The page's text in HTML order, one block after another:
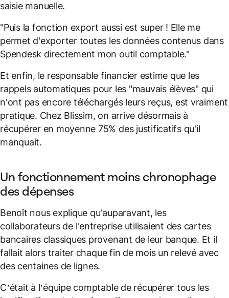
saisie manuelle.
"Puis la fonction export aussi est super ! Elle me
permet d'exporter toutes les données contenus dans
Spendesk directement mon outil comptable."
Et enfin, le responsable financier estime que les
rappels automatiques pour les "mauvais élèves" qui
n'ont pas encore téléchargés leurs reçus, est vraiment
pratique. Chez Blissim, on arrive désormais à
récupérer en moyenne 75% des justificatifs qu'il
manquait.
Un fonctionnement moins chronophage
des dépenses
Benoît nous explique qu'auparavant, les
collaborateurs de l'entreprise utilisaient des cartes
bancaires classiques provenant de leur banque. Et il
fallait alors traiter chaque fin de mois un relevé avec
des centaines de lignes.
C’était à l’équipe comptable de récupérer tous les